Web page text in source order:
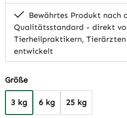
Bewährtes Produkt nach
Qualitätsstandard - direkt
Tierheilpraktikern,
entwickelt
Größeauswählen
3 kg 6 kg 25 kg